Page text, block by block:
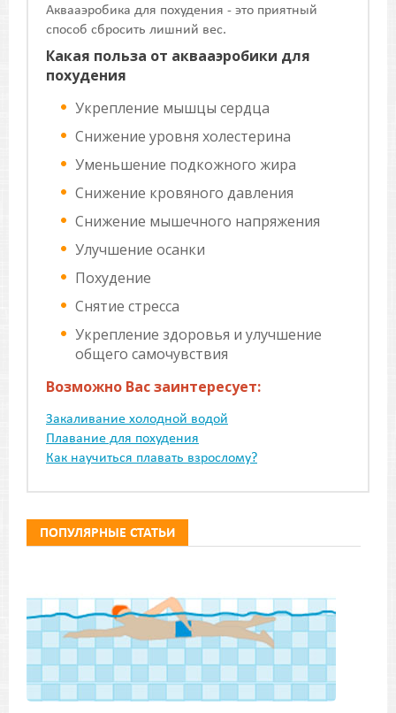
Аквааэробика для похудения - это приятный
способ сбросить лишний вес.
Какая польза от аквааэробики для
похудения
Укрепление мышцы сердца
Снижение уровня холестерина
Уменьшение подкожного жира
Снижение кровяного давления
Снижение мышечного напряжения
Улучшение осанки
Похудение
Снятие стресса
Укрепление здоровья и улучшение
общего самочувствия
Возможно Вас заинтересует:
Закаливание холодной водой
Плавание для похудения
Как научиться плавать взрослому?
ПОПУЛЯРНЫЕ СТАТЬИ